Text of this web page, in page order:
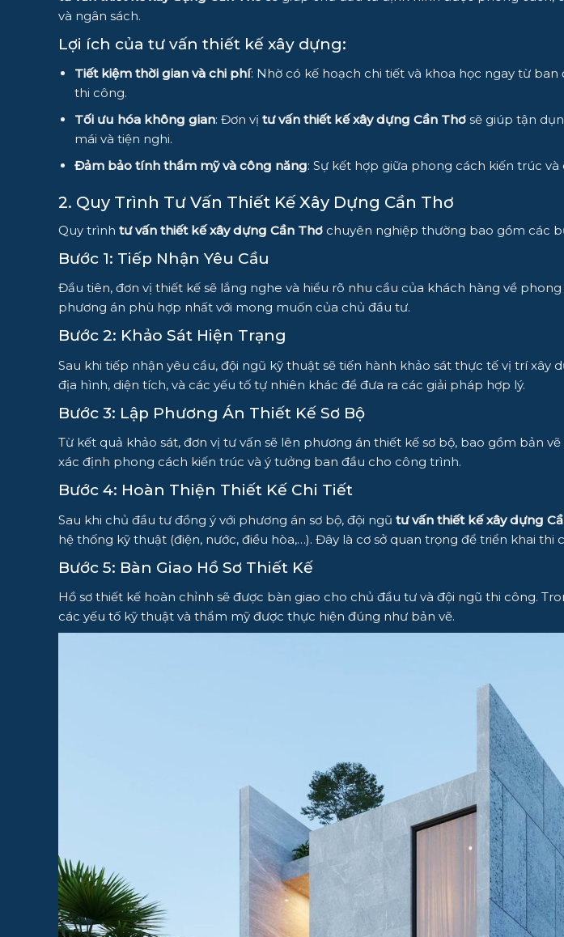
và ngân sách.
Lợi ích của tư vấn thiết kế xây dựng:
Tiết kiệm thời gian và chi phí: Nhờ có kế hoạch chi tiết và khoa học ngay từ
thi công.
Tối ưu hóa không gian: Đơn vị tư vấn thiết kế xây dựng Cần Thơsẽ giúp tận
mái và tiện nghi.
Đảm bảo tính thẩm mỹ và công năng: Sự kết hợp giữa phong cách kiến trúc
2. Quy Trình Tư Vấn Thiết Kế Xây Dựng Cần Thơ
Quy trình tư vấn thiết kế xây dựng Cần Thơ chuyên nghiệp thường bao gồm các
Bước 1: Tiếp Nhận Yêu Cầu
Đầu tiên, đơn vị thiết kế sẽ lắng nghe và hiểu rõ nhu cầu của khách hàng về
phương án phù hợp nhất với mong muốn của chủ đầu tư.
Bước 2: Khảo Sát Hiện Trạng
Sau khi tiếp nhận yêu cầu, đội ngũ kỹ thuật sẽ tiến hành khảo sát thực tế vị trí xây
địa hình, diện tích, và các yếu tố tự nhiên khác để đưa ra các giải pháp hợp lý.
Bước 3: Lập Phương Án Thiết Kế Sơ Bộ
Từ kết quả khảo sát, đơn vị tư vấn sẽ lên phương án thiết kế sơ bộ, bao gồm bản
xác định phong cách kiến trúc và ý tưởng ban đầu cho công trình.
Bước 4: Hoàn Thiện Thiết Kế Chi Tiết
Sau khi chủ đầu tư đồng ý với phương án sơ bộ, đội ngũ tư vấn thiết kế xây dựng
hệ thống kỹ thuật (điện, nước, điều hòa,…). Đây là cơ sở quan trọng để triển khai thi
Bước 5: Bàn Giao Hồ Sơ Thiết Kế
Hồ sơ thiết kế hoàn chỉnh sẽ được bàn giao cho chủ đầu tư và đội ngũ thi công.
các yếu tố kỹ thuật và thẩm mỹ được thực hiện đúng như bản vẽ.